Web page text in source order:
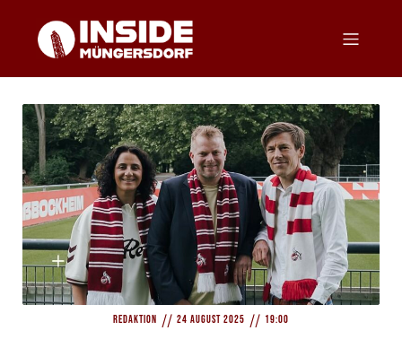
Redaktion // 24 August 2025 // 19:00